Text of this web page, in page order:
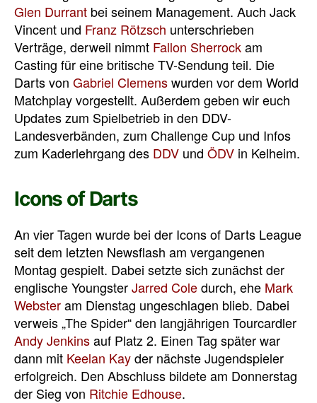
Glen Durrant bei seinem Management. Auch Jack
Vincent und Franz Rötzsch unterschrieben
Verträge, derweil nimmt Fallon Sherrockam
Casting für eine britische TV-Sendung teil. Die
Darts von Gabriel Clemenswurden vor dem World
Matchplay vorgestellt. Außerdem geben wir euch
Updates zum Spielbetrieb in den DDV-
Landesverbänden, zum Challenge Cup und Infos
zum Kaderlehrgang des DDV und ÖDV in Kelheim.
Icons of Darts
An vier Tagen wurde bei der Icons of Darts League
seit dem letzten Newsflash am vergangenen
Montag gespielt. Dabei setzte sich zunächst der
englische YoungsterJarred Coledurch, ehe Mark
Websteram Dienstag ungeschlagen blieb. Dabei
verweis „The Spider“ den langjährigen Tourcardler
Andy Jenkinsauf Platz 2. Einen Tag später war
dann mit Keelan Kayder nächste Jugendspieler
erfolgreich. Den Abschluss bildete am Donnerstag
der Sieg von Ritchie Edhouse.